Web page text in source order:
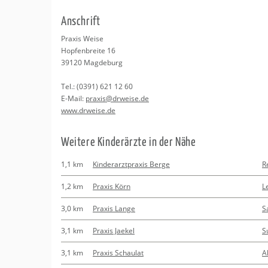
Beratung
Kurse
Regionale Tipps
An­schrift
Pra­xis Weise
Hop­fen­brei­te 16
39120 Mag­de­burg
Tel.:(0391) 621 12 60
E-Mail: pra­xis@​drweise.​de
www.​drweise.​de
Wei­te­re Kin­der­ärz­te in der Nähe
1,1 km Kinderarztpraxis Berge
1,2 km Praxis Körn
3,0 km Praxis Lange
3,1 km Praxis Jaekel
3,1 km Praxis Schaulat